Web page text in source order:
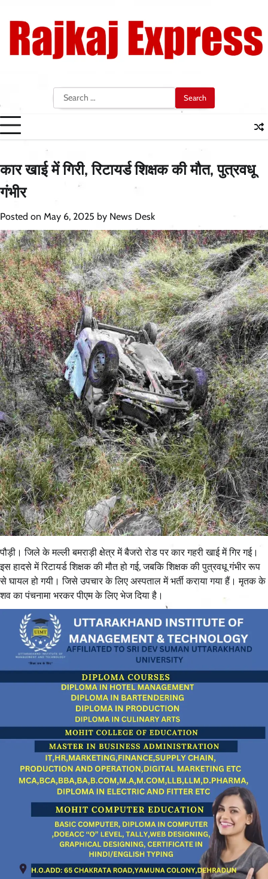
content
Search
for:
कार खाई में गिरी, रिटायर्ड शिक्षक की मौत, पुत्रवधू
गंभीर
Posted on May 6, 2025 by News Desk
पौड़ी। जिले के मल्ली बमराड़ी क्षेत्र में बैजरो रोड पर कार गहरी खाई में गिर गई।
इस हादसे में रिटायर्ड शिक्षक की मौत हो गई, जबकि शिक्षक की पुत्रवधू गंभीर रूप
से घायल हो गयी। जिसे उपचार के लिए अस्पताल में भर्ती कराया गया हैं। मृतक के
शव का पंचनामा भरकर पीएम के लिए भेज दिया है।